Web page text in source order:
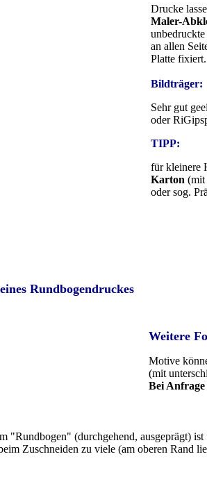
Drucke
Maler-
an allen
Platte fixiert.
Bildträger:
Sehr gut
oder
TIPP:
für kleinere
Karton (mit
oder sog.
Rundbogendruckes
Weitere
Motive
(mit
Bei
"Rundbogen" (durchgehend, ausgeprägt)
Zuschneiden zu viele (am oberen Rand